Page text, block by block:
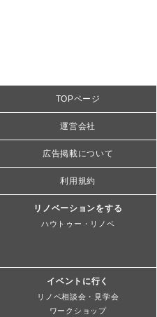
TOPページ
運営会社
広告掲載について
利用規約
リノベーションをする
ハウトゥー・リノベ
イベントに行く
リノベ相談会・見学会
ワークショップ